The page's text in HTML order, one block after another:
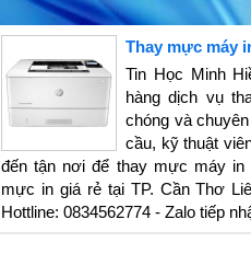
Thay mực máy
Tin Học Minh
hàng dịch vụ
chóng và
cầu, kỹ thuật
đến tận nơi để thay mực máy in
mực in giá rẻ tại TP. Cần Thơ
Hottline: 0834562774 - Zalo tiếp